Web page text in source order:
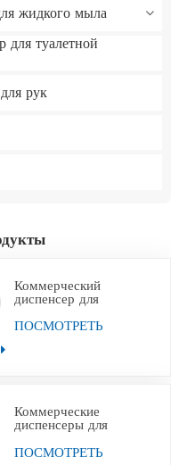
жидкого мыла
для туалетной
рук
Коммерческий
диспенсер для
туалетной бумаги
Jumbo из
ПОСМОТРЕТЬ
Коммерческие
диспенсеры для
полотенец для рук из
черной бумаги из
ПОСМОТРЕТЬ